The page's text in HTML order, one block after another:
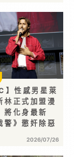
】性感男星萊
林正式加盟漫
化身最新
警》懲奸除惡
2026/07/26